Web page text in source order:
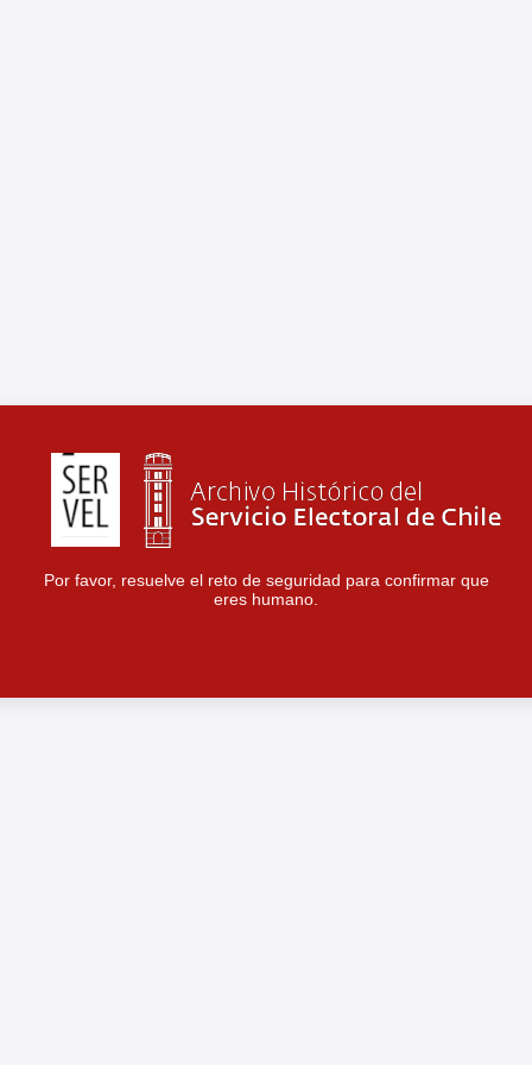
Por favor, resuelve el reto de seguridad para confirmar que
eres humano.